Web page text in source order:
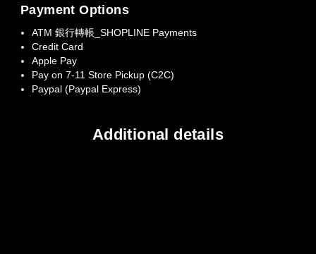
Payment Options
ATM 銀行轉帳_SHOPLINE Payments
Credit Card
Apple Pay
Pay on 7-11 Store Pickup (C2C)
Paypal (Paypal Express)
Additional details